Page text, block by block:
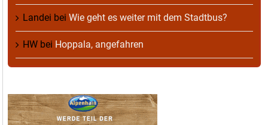
Landei bei Wie geht es weiter mit dem Stadtbus?
HW bei Hoppala, angefahren